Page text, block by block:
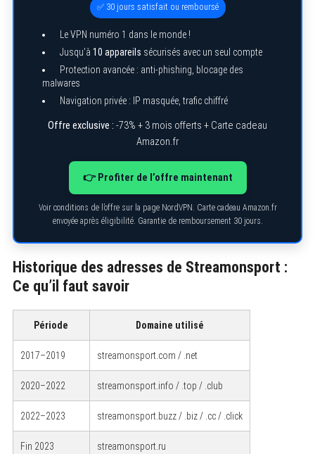
✅ 30 jours satisfait ou remboursé
Le VPN numéro 1 dans le monde !
Jusqu’à 10 appareils sécurisés avec un seul compte
Protection avancée : anti-phishing, blocage des
malwares
Navigation privée : IP masquée, trafic chiffré
Offre exclusive : -73% + 3 mois offerts + Carte cadeau
Amazon.fr
👉 Profiter de l’offre maintenant
Voir conditions de l’offre sur la page NordVPN. Carte cadeau Amazon.fr
envoyée après éligibilité. Garantie de remboursement 30 jours.
Historique des adresses de Streamonsport :
Ce qu’il faut savoir
Période Domaine utilisé
2017–2019 streamonsport.com / .net
2020–2022 streamonsport.info / .top / .club
2022–2023 streamonsport.buzz / .biz / .cc / .click
Fin 2023 streamonsport.ru